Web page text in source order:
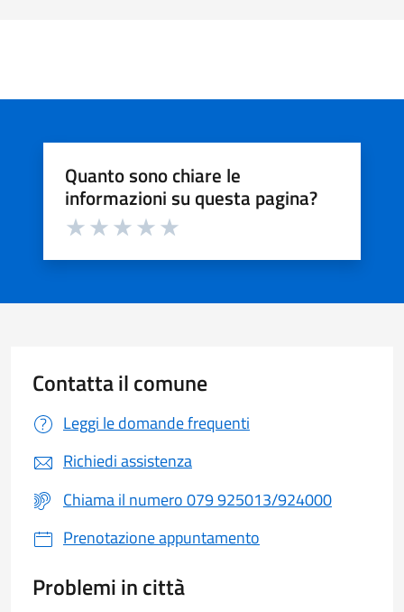
Quanto sono chiare le
informazioni su questa pagina?
Valuta da 1 a 5 stelle la pagina
Contatta il comune
Leggi le domande frequenti
Richiedi assistenza
Chiama il numero 079 925013/924000
Prenotazione appuntamento
Problemi in città